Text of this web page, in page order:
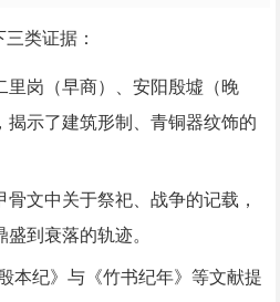
类证据：
里岗（早商）、安阳殷墟（晚
揭示了建筑形制、青铜器纹饰的
骨文中关于祭祀、战争的记载，
到衰落的轨迹。
本纪》与《竹书纪年》等文献提